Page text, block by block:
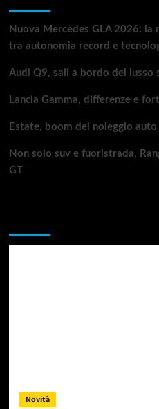
Nuova Mercedes GLA 2026:
tra autonomia record e
Audi Q9, sali a bordo del lusso
Lancia Gamma, differenze e
Estate, boom del noleggio auto
Non solo suv e fuoristrada,
GT
Novità